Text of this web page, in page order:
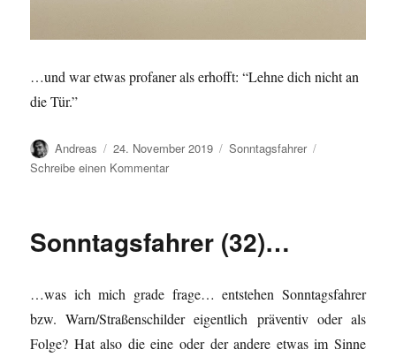
…und war etwas profaner als erhofft: “Lehne dich nicht an
die Tür.”
Autor
Andreas
Veröffentlicht
am
24. November 2019 Kategorien
Sonntagsfahrer
Schreibe einen Kommentarzu
Sonntagsfahrer (32)…
…was ich mich grade frage… entstehen Sonntagsfahrer
bzw. Warn/Straßenschilder eigentlich präventiv oder als
Folge? Hat also die eine oder der andere etwas im Sinne